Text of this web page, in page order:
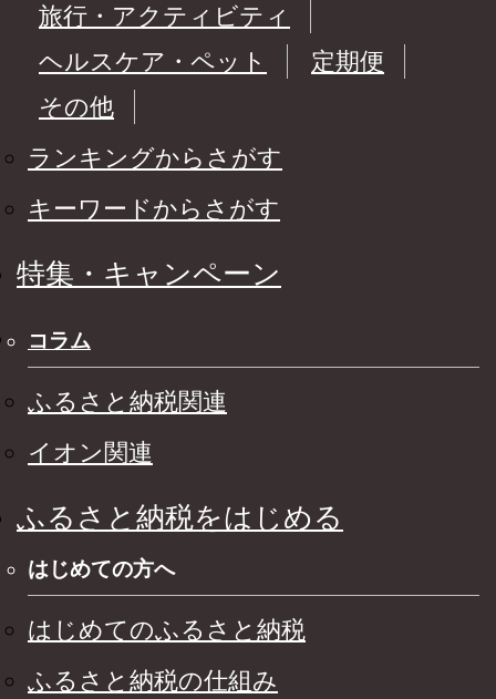
旅行・アクティビティ
ヘルスケア・ペット
定期便
その他
ランキングからさがす
キーワードからさがす
特集・キャンペーン
コラム
ふるさと納税関連
イオン関連
ふるさと納税をはじめる
はじめての方へ
はじめてのふるさと納税
ふるさと納税の仕組み